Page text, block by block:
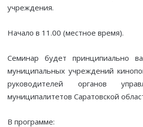
учреждения.
Начало в 11.00 (местное время).
Семинар будет принципиально
муниципальных учреждений
руководителей органов
муниципалитетов Саратовской
В программе: